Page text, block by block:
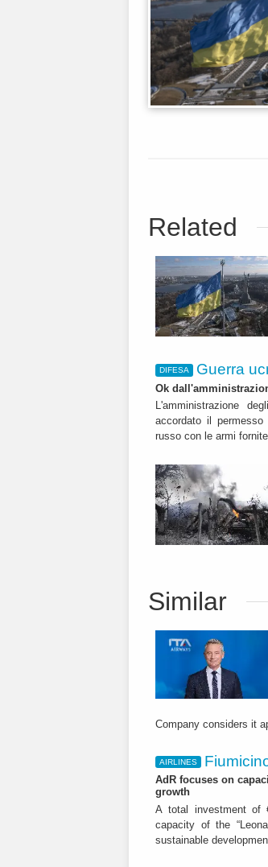
Related
DIFESA Guerra
Ok
L'amministrazione
accordato il
russo con le armi
Similar
Company considers it
AIRLINES
AdR focuses on
growth
A total investment of
capacity of the
sustainable